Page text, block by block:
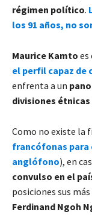
régimen político.
los 91 años, no
Maurice Kamto
el perfil capaz de
enfrenta a un
divisiones
Como no existe la
francófonas para
anglófono), en
convulso en el
posiciones sus más
Ferdinand Ngoh